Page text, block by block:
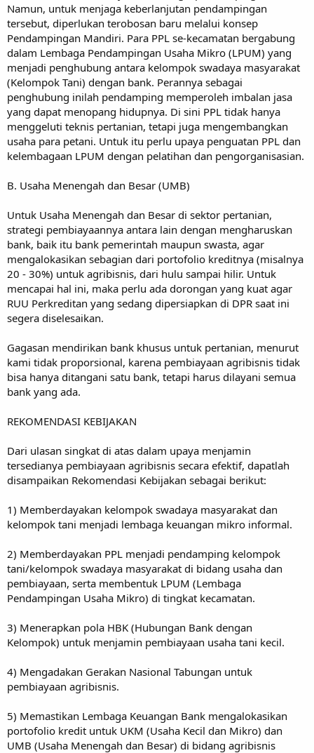
Namun, untuk menjaga keberlanjutan pendampingan
tersebut, diperlukan terobosan baru melalui konsep
Pendampingan Mandiri. Para PPL se-kecamatan bergabung
dalam Lembaga Pendampingan Usaha Mikro (LPUM) yang
menjadi penghubung antara kelompok swadaya masyarakat
(Kelompok Tani) dengan bank. Perannya sebagai
penghubung inilah pendamping memperoleh imbalan jasa
yang dapat menopang hidupnya. Di sini PPL tidak hanya
menggeluti teknis pertanian, tetapi juga mengembangkan
usaha para petani. Untuk itu perlu upaya penguatan PPL dan
kelembagaan LPUM dengan pelatihan dan pengorganisasian.
B. Usaha Menengah dan Besar (UMB)
Untuk Usaha Menengah dan Besar di sektor pertanian,
strategi pembiayaannya antara lain dengan mengharuskan
bank, baik itu bank pemerintah maupun swasta, agar
mengalokasikan sebagian dari portofolio kreditnya (misalnya
20 - 30%) untuk agribisnis, dari hulu sampai hilir. Untuk
mencapai hal ini, maka perlu ada dorongan yang kuat agar
RUU Perkreditan yang sedang dipersiapkan di DPR saat ini
segera diselesaikan.
Gagasan mendirikan bank khusus untuk pertanian, menurut
kami tidak proporsional, karena pembiayaan agribisnis tidak
bisa hanya ditangani satu bank, tetapi harus dilayani semua
bank yang ada.
REKOMENDASI KEBIJAKAN
Dari ulasan singkat di atas dalam upaya menjamin
tersedianya pembiayaan agribisnis secara efektif, dapatlah
disampaikan Rekomendasi Kebijakan sebagai berikut:
1) Memberdayakan kelompok swadaya masyarakat dan
kelompok tani menjadi lembaga keuangan mikro informal.
2) Memberdayakan PPL menjadi pendamping kelompok
tani/kelompok swadaya masyarakat di bidang usaha dan
pembiayaan, serta membentuk LPUM (Lembaga
Pendampingan Usaha Mikro) di tingkat kecamatan.
3) Menerapkan pola HBK (Hubungan Bank dengan
Kelompok) untuk menjamin pembiayaan usaha tani kecil.
4) Mengadakan Gerakan Nasional Tabungan untuk
pembiayaan agribisnis.
5) Memastikan Lembaga Keuangan Bank mengalokasikan
portofolio kredit untuk UKM (Usaha Kecil dan Mikro) dan
UMB (Usaha Menengah dan Besar) di bidang agribisnis